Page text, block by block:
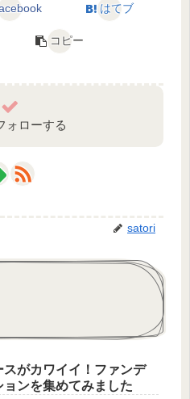
はてブ
コピー
ォローする
satori
スがカワイイ！ファンデ
ョンを集めてみました